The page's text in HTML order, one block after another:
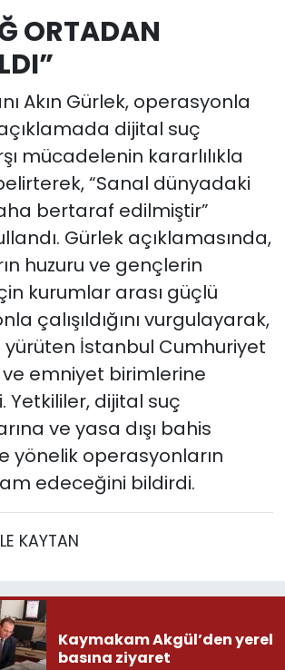
ORTADAN
Akın Gürlek, operasyonla
dijital suç
mücadelenin kararlılıkla
“Sanal dünyadaki
bertaraf edilmiştir”
Gürlek açıklamasında,
huzuru ve gençlerin
kurumlar arası güçlü
çalışıldığını vurgulayarak,
İstanbul Cumhuriyet
ve emniyet birimlerine
Yetkililer, dijital suç
ve yasa dışı bahis
yönelik operasyonların
edeceğini bildirdi.
KAYTAN
Kaymakam Akgül’den yerel
basına ziyaret